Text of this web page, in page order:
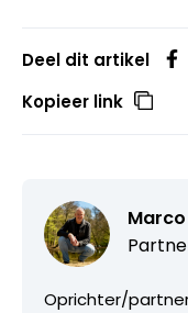
Deel dit artikel
Kopieer link
Oprichter/